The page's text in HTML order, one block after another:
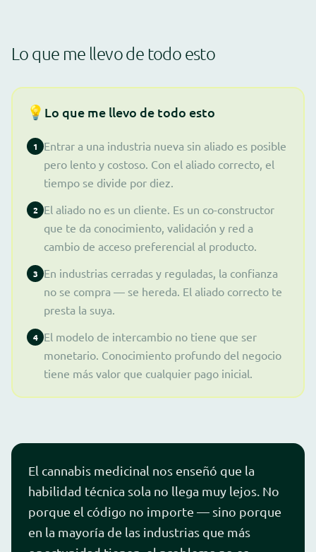
Lo que me llevo de todo esto
💡 Lo que me llevo de todo esto
1
Entrar a una industria nueva sin aliado es posible
pero lento y costoso. Con el aliado correcto, el
tiempo se divide por diez.
2 El aliado no es un cliente. Es un co-constructor
que te da conocimiento, validación y red a
cambio de acceso preferencial al producto.
3
En industrias cerradas y reguladas, la confianza
no se compra — se hereda. El aliado correcto te
presta la suya.
4 El modelo de intercambio no tiene que ser
monetario. Conocimiento profundo del negocio
tiene más valor que cualquier pago inicial.
El cannabis medicinal nos enseñó que la
habilidad técnica sola no llega muy lejos. No
porque el código no importe — sino porque
en la mayoría de las industrias que más